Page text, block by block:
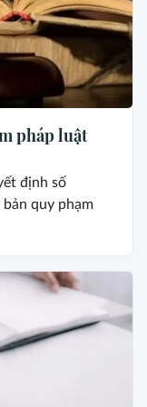
pháp luật
định số
quy phạm